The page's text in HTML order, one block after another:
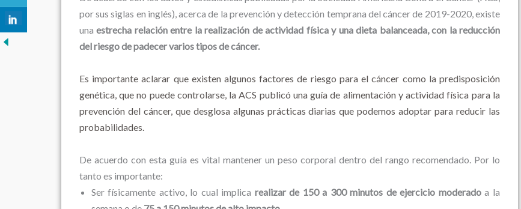
por sus siglas en inglés), acerca de la prevención y detección temprana del cáncer de 2019-2020, existe
unaestrecha relación entre la realización de actividad física y una dieta balanceada, con la reducción
del riesgo de padecer varios tipos de cáncer.
Es importante aclarar que existen algunos factores de riesgo para el cáncer como la predisposición
genética, que no puede controlarse, la ACS publicó una guía de alimentación y actividad física para la
prevención del cáncer, que desglosa algunas prácticas diarias que podemos adoptar para reducir las
probabilidades.
De acuerdo con esta guía es vital mantener un peso corporal dentro del rango recomendado. Por lo
tanto es importante:
Ser físicamente activo, lo cual implica realizar de 150 a 300 minutos de ejercicio moderado a la